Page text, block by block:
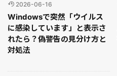
2026-06-16
Windowsで突然「ウイルス
に感染しています」と表示さ
れたら？偽警告の見分け方と
対処法